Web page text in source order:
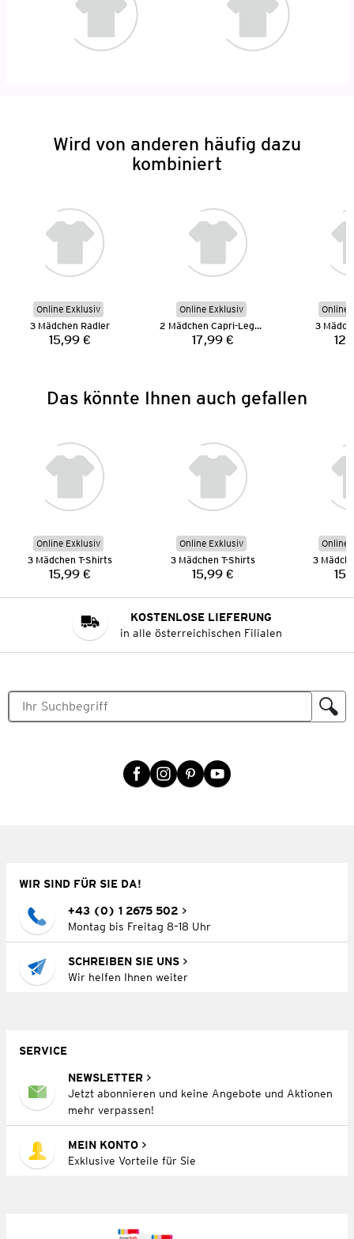
Wird von anderen häufig dazu
kombiniert
Online Exklusiv
3 Mädchen Radler
Preis:
15,99 €
Online Exklusiv
2 Mädchen Capri-Leggings
Preis:
17,99 €
Online
3
Das könnte Ihnen auch gefallen
Online Exklusiv
3 Mädchen T-Shirts
Preis:
15,99 €
Online Exklusiv
3 Mädchen T-Shirts
Preis:
15,99 €
Online
3
KOSTENLOSE LIEFERUNG
in alle österreichischen Filialen
WIR SIND FÜR SIE DA!
+43 (0) 1 2675 502
Montag bis Freitag 8–18 Uhr
SCHREIBEN SIE UNS
Wir helfen Ihnen weiter
SERVICE
NEWSLETTER
Jetzt abonnieren und keine Angebote und Aktionen
mehr verpassen!
MEIN KONTO
Exklusive Vorteile für Sie